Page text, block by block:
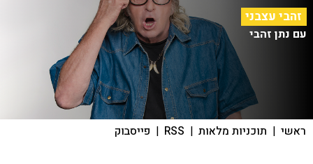
זהבי עצבני
עם נתן זהבי
ראשי | תוכניות מלאות |
RSS
| פייסבוק